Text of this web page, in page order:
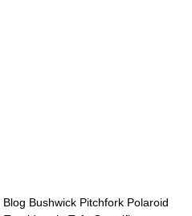
Bushwick Pitchfork Polaroid